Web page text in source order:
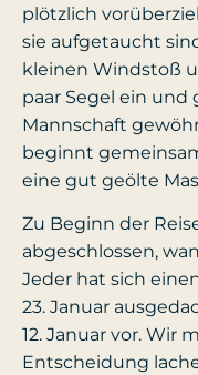
plötzlich
sie aufgetaucht
kleinen Windstoß
paar Segel ein und
Mannschaft
beginnt
eine gut geölte
Zu Beginn der
abgeschlossen,
Jeder hat sich
23. Januar
12. Januar vor. Wir
Entscheidung